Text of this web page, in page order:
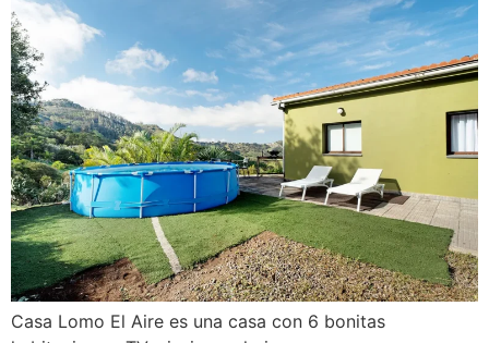
Casa Lomo El Aire es una casa con 6 bonitas